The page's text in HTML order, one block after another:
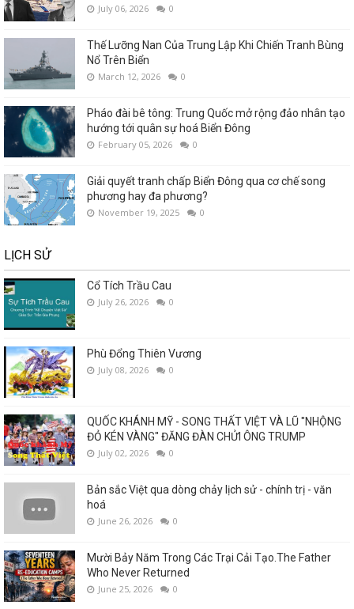
July 06, 2026 0
Thế Lưỡng Nan Của Trung Lập Khi Chiến Tranh Bùng
Nổ Trên Biển
March 12, 2026 0
Pháo đài bê tông: Trung Quốc mở rộng đảo nhân tạo
hướng tới quân sự hoá Biển Đông
February 05, 2026 0
Giải quyết tranh chấp Biển Đông qua cơ chế song
phương hay đa phương?
November 19, 2025 0
LỊCH SỬ
Cổ Tích Trầu Cau
July 26, 2026 0
Phù Đổng Thiên Vương
July 08, 2026 0
QUỐC KHÁNH MỸ - SONG THẤT VIỆT VÀ LŨ "NHỘNG
ĐỎ KÉN VÀNG" ĐĂNG ĐÀN CHỬI ÔNG TRUMP
July 02, 2026 0
Bản sắc Việt qua dòng chảy lịch sử - chính trị - văn
hoá
June 26, 2026 0
Mười Bảy Năm Trong Các Trại Cải Tạo.The Father
Who Never Returned
June 25, 2026 0